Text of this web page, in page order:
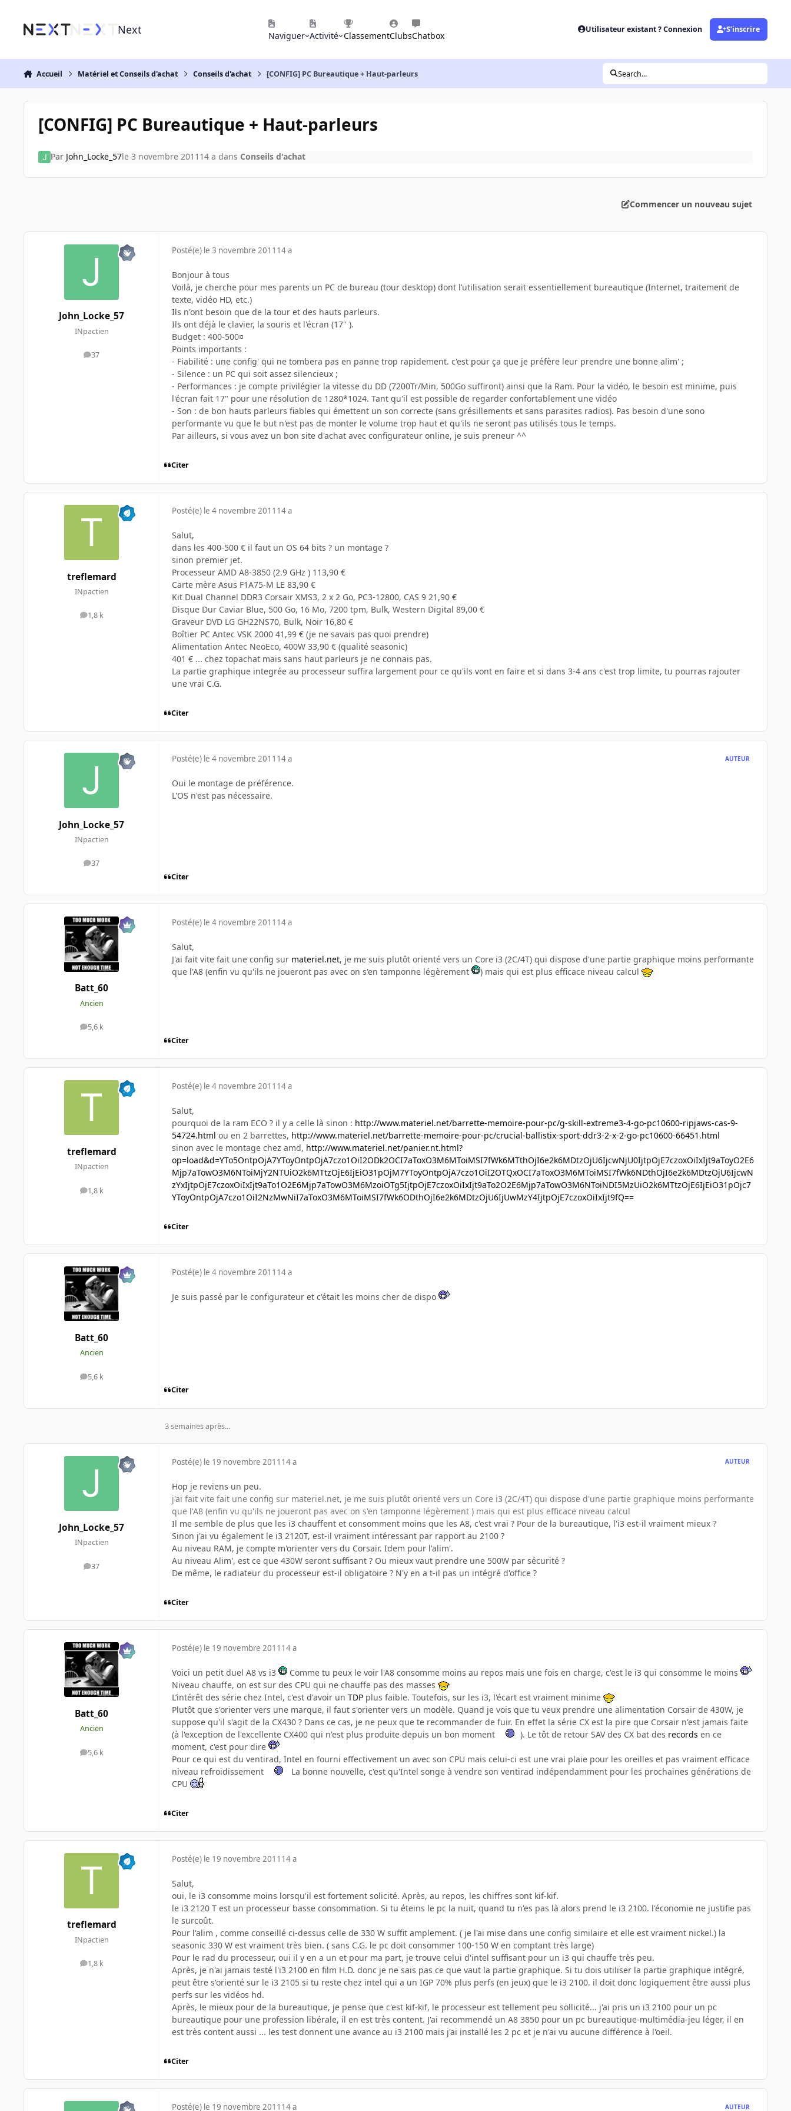
Next Naviguer Activité ClassementClubsChatbox
Utilisateur existant ? Connexion S’inscrire
Accueil Matériel et Conseils d'achat Conseils d'achat [CONFIG] PC Bureautique + Haut-parleurs Search...
[CONFIG] PC Bureautique + Haut-parleurs
Par John_Locke_57le 3 novembre 2011 14 a dans Conseils d'achat
Commencer un nouveau sujet
John_Locke_57
INpactien
37
messages
Posté(e) le 3 novembre 2011 14 a
Bonjour à tous
Voilà, je cherche pour mes parents un PC de bureau (tour desktop) dont l’utilisation serait essentiellement bureautique (Internet, traitement de
texte, vidéo HD, etc.)
Ils n'ont besoin que de la tour et des hauts parleurs.
Ils ont déjà le clavier, la souris et l'écran (17" ).
Budget : 400-500¤
Points importants :
- Fiabilité : une config' qui ne tombera pas en panne trop rapidement. c'est pour ça que je préfère leur prendre une bonne alim' ;
- Silence : un PC qui soit assez silencieux ;
- Performances : je compte privilégier la vitesse du DD (7200Tr/Min, 500Go suffiront) ainsi que la Ram. Pour la vidéo, le besoin est minime, puis
l'écran fait 17" pour une résolution de 1280*1024. Tant qu'il est possible de regarder confortablement une vidéo
- Son : de bon hauts parleurs fiables qui émettent un son correcte (sans grésillements et sans parasites radios). Pas besoin d'une sono
performante vu que le but n'est pas de monter le volume trop haut et qu'ils ne seront pas utilisés tous le temps.
Par ailleurs, si vous avez un bon site d'achat avec configurateur online, je suis preneur ^^
Citer
treflemard
INpactien
1,8 k
messages
Posté(e) le 4 novembre 2011 14 a
Salut,
dans les 400-500 € il faut un OS 64 bits ? un montage ?
sinon premier jet.
Processeur AMD A8-3850 (2.9 GHz ) 113,90 €
Carte mère Asus F1A75-M LE 83,90 €
Kit Dual Channel DDR3 Corsair XMS3, 2 x 2 Go, PC3-12800, CAS 9 21,90 €
Disque Dur Caviar Blue, 500 Go, 16 Mo, 7200 tpm, Bulk, Western Digital 89,00 €
Graveur DVD LG GH22NS70, Bulk, Noir 16,80 €
Boîtier PC Antec VSK 2000 41,99 € (je ne savais pas quoi prendre)
Alimentation Antec NeoEco, 400W 33,90 € (qualité seasonic)
401 € ... chez topachat mais sans haut parleurs je ne connais pas.
La partie graphique integrée au processeur suffira largement pour ce qu'ils vont en faire et si dans 3-4 ans c'est trop limite, tu pourras rajouter
une vrai C.G.
Citer
John_Locke_57
INpactien
37
messages
Posté(e) le 4 novembre 2011 14 a AUTEUR
Oui le montage de préférence.
L'OS n'est pas nécessaire.
Citer
Batt_60
Ancien
5,6 k
messages
Posté(e) le 4 novembre 2011 14 a
Salut,
J'ai fait vite fait une config sur materiel.net, je me suis plutôt orienté vers un Core i3 (2C/4T) qui dispose d'une partie graphique moins performante
que l'A8 (enfin vu qu'ils ne joueront pas avec on s'en tamponne légèrement
) mais qui est plus efficace niveau calcul
Citer
treflemard
INpactien
1,8 k
messages
Posté(e) le 4 novembre 2011 14 a
Salut,
pourquoi de la ram ECO ? il y a celle là sinon : http://www.materiel.net/barrette-memoire-pour-pc/g-skill-extreme3-4-go-pc10600-ripjaws-cas-9-
54724.html ou en 2 barrettes, http://www.materiel.net/barrette-memoire-pour-pc/crucial-ballistix-sport-ddr3-2-x-2-go-pc10600-66451.html
sinon avec le montage chez amd, http://www.materiel.net/panier.nt.html?
op=load&d=YTo5OntpOjA7YToyOntpOjA7czo1OiI2ODk2OCI7aToxO3M6MToiMSI7fWk6MTthOjI6e2k6MDtzOjU6IjcwNjU0IjtpOjE7czoxOiIxIjt9aToyO2E6
Mjp7aTowO3M6NToiMjY2NTUiO2k6MTtzOjE6IjEiO31pOjM7YToyOntpOjA7czo1OiI2OTQxOCI7aToxO3M6MToiMSI7fWk6NDthOjI6e2k6MDtzOjU6IjcwN
zYxIjtpOjE7czoxOiIxIjt9aTo1O2E6Mjp7aTowO3M6MzoiOTg5IjtpOjE7czoxOiIxIjt9aTo2O2E6Mjp7aTowO3M6NToiNDI5MzUiO2k6MTtzOjE6IjEiO31pOjc7
YToyOntpOjA7czo1OiI2NzMwNiI7aToxO3M6MToiMSI7fWk6ODthOjI6e2k6MDtzOjU6IjUwMzY4IjtpOjE7czoxOiIxIjt9fQ==
Citer
Batt_60
Ancien
5,6 k
messages
Posté(e) le 4 novembre 2011 14 a
Je suis passé par le configurateur et c'était les moins cher de dispo
Citer
3 semaines après...
John_Locke_57
INpactien
37
messages
Posté(e) le 19 novembre 2011 14 a AUTEUR
Hop je reviens un peu.
j'ai fait vite fait une config sur materiel.net, je me suis plutôt orienté vers un Core i3 (2C/4T) qui dispose d'une partie graphique moins performante
que l'A8 (enfin vu qu'ils ne joueront pas avec on s'en tamponne légèrement ) mais qui est plus efficace niveau calcul
Il me semble de plus que les i3 chauffent et consomment moins que les A8, c'est vrai ? Pour de la bureautique, l'i3 est-il vraiment mieux ?
Sinon j'ai vu également le i3 2120T, est-il vraiment intéressant par rapport au 2100 ?
Au niveau RAM, je compte m'orienter vers du Corsair. Idem pour l'alim'.
Au niveau Alim', est ce que 430W seront suffisant ? Ou mieux vaut prendre une 500W par sécurité ?
De même, le radiateur du processeur est-il obligatoire ? N'y en a t-il pas un intégré d'office ?
Citer
Batt_60
Ancien
5,6 k
messages
Posté(e) le 19 novembre 2011 14 a
Voici un petit duel A8 vs i3
Comme tu peux le voir l'A8 consomme moins au repos mais une fois en charge, c'est le i3 qui consomme le moins
Niveau chauffe, on est sur des CPU qui ne chauffe pas des masses
L’intérêt des série chez Intel, c'est d'avoir un TDP plus faible. Toutefois, sur les i3, l'écart est vraiment minime
Plutôt que s'orienter vers une marque, il faut s'orienter vers un modèle. Quand je vois que tu veux prendre une alimentation Corsair de 430W, je
suppose qu'il s'agit de la CX430 ? Dans ce cas, je ne peux que te recommander de fuir. En effet la série CX est la pire que Corsair n'est jamais faite
(à l'exception de l'excellente CX400 qui n'est plus produite depuis un bon moment
). Le tôt de retour SAV des CX bat des records en ce
moment, c'est pour dire
Pour ce qui est du ventirad, Intel en fourni effectivement un avec son CPU mais celui-ci est une vrai plaie pour les oreilles et pas vraiment efficace
niveau refroidissement
La bonne nouvelle, c'est qu'Intel songe à vendre son ventirad indépendamment pour les prochaines générations de
CPU
Citer
treflemard
INpactien
1,8 k
messages
Posté(e) le 19 novembre 2011 14 a
Salut,
oui, le i3 consomme moins lorsqu'il est fortement solicité. Après, au repos, les chiffres sont kif-kif.
le i3 2120 T est un processeur basse consommation. Si tu éteins le pc la nuit, quand tu n'es pas là alors prend le i3 2100. l'économie ne justifie pas
le surcoût.
Pour l'alim , comme conseillé ci-dessus celle de 330 W suffit amplement. ( je l'ai mise dans une config similaire et elle est vraiment nickel.) la
seasonic 330 W est vraiment très bien. ( sans C.G. le pc doit consommer 100-150 W en comptant très large)
Pour le rad du processeur, oui il y en a un et pour ma part, je trouve celui d'intel suffisant pour un i3 qui chauffe très peu.
Après, je n'ai jamais testé l'i3 2100 en film H.D. donc je ne sais pas ce que vaut la partie graphique. Si tu dois utiliser la partie graphique intégré,
peut être s'orienté sur le i3 2105 si tu reste chez intel qui a un IGP 70% plus perfs (en jeux) que le i3 2100. il doit donc logiquement être aussi plus
perfs sur les vidéos hd.
Après, le mieux pour de la bureautique, je pense que c'est kif-kif, le processeur est tellement peu sollicité... j'ai pris un i3 2100 pour un pc
bureautique pour une profession libérale, il en est très content. J'ai recommendé un A8 3850 pour un pc bureautique-multimédia-jeu léger, il en
est très content aussi ... les test donnent une avance au i3 2100 mais j'ai installé les 2 pc et je n'ai vu aucune différence à l'oeil.
Citer
Posté(e) le 19 novembre 2011 14 a AUTEUR